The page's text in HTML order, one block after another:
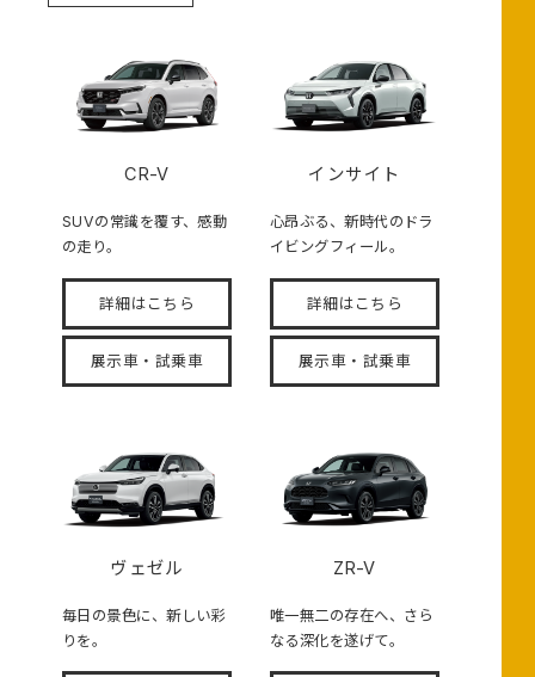
CR-V
SUVの常識を覆す、感動
の走り。
詳細はこちら
展示車・試乗車
インサイト
心昂ぶる、新時代のドラ
イビングフィール。
詳細はこちら
展示車・試乗車
ヴェゼル
毎日の景色に、新しい彩
りを。
ZR-V
唯一無二の存在へ、さら
なる深化を遂げて。